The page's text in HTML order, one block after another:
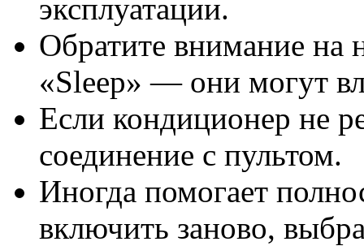
эксплуатации.
Обратите внимание на
«Sleep» — они могут
Если кондиционер не
соединение с пультом.
Иногда помогает
включить заново,